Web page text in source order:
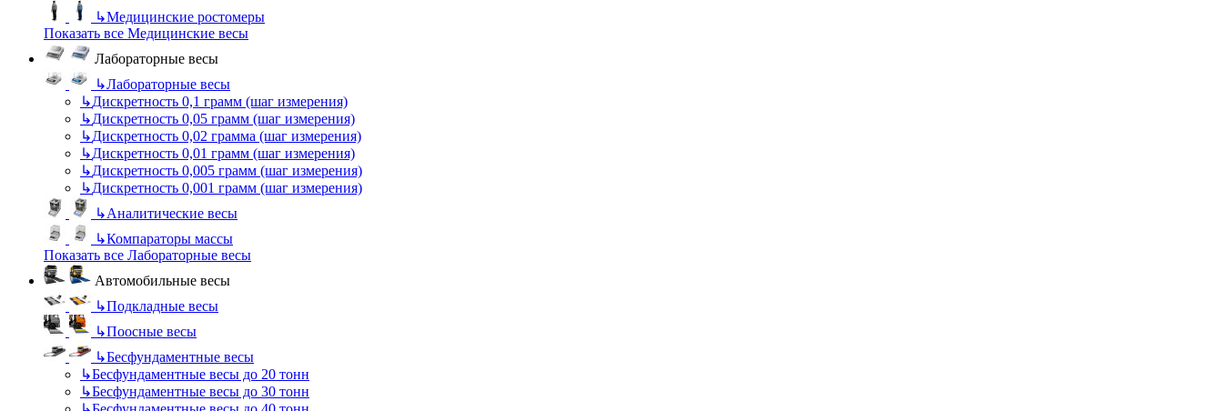
↳Медицинские ростомеры
Показать все Медицинские весы
Лабораторные весы
↳Лабораторные весы
↳Дискретность 0,1 грамм (шаг измерения)
↳Дискретность 0,05 грамм (шаг измерения)
↳Дискретность 0,02 грамма (шаг измерения)
↳Дискретность 0,01 грамм (шаг измерения)
↳Дискретность 0,005 грамм (шаг измерения)
↳Дискретность 0,001 грамм (шаг измерения)
↳Аналитические весы
↳Компараторы массы
Показать все Лабораторные весы
Автомобильные весы
↳Подкладные весы
↳Поосные весы
↳Бесфундаментные весы
↳Бесфундаментные весы до 20 тонн
↳Бесфундаментные весы до 30 тонн